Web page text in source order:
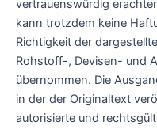
vertrauenswürdig
kann trotzdem keine
Richtigkeit der
Rohstoff-, Devisen- und
übernommen. Die
in der der Originaltext
autorisierte und